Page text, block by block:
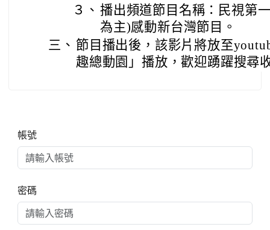
３、 播出頻道節目名稱：民視第
為主)感動新台灣節目。
三、 節目播出後，該影片將放至
趣總動園」播放，歡迎踴躍搜尋
帳號
密碼